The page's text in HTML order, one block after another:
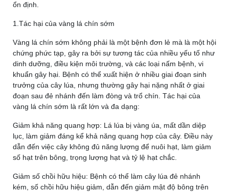
ổn định.
1.Tác hại của vàng lá chín sớm
Vàng lá chín sớm không phải là một bệnh đơn lẻ mà là một hội
chứng phức tạp, gây ra bởi sự tương tác của nhiều yếu tố như
dinh dưỡng, điều kiện môi trường, và các loại nấm bệnh, vi
khuẩn gây hại. Bệnh có thể xuất hiện ở nhiều giai đoạn sinh
trưởng của cây lúa, nhưng thường gây hại nặng nhất ở giai
đoạn sau đẻ nhánh đến làm đòng và trổ chín. Tác hại của
vàng lá chín sớm là rất lớn và đa dạng:
Giảm khả năng quang hợp: Lá lúa bị vàng úa, mất dần diệp
lục, làm giảm đáng kể khả năng quang hợp của cây. Điều này
dẫn đến việc cây không đủ năng lượng để nuôi hạt, làm giảm
số hạt trên bông, trọng lượng hạt và tỷ lệ hạt chắc.
Giảm số chồi hữu hiệu: Bệnh có thể làm cây lúa đẻ nhánh
kém, số chồi hữu hiệu giảm, dẫn đến giảm mật độ bông trên